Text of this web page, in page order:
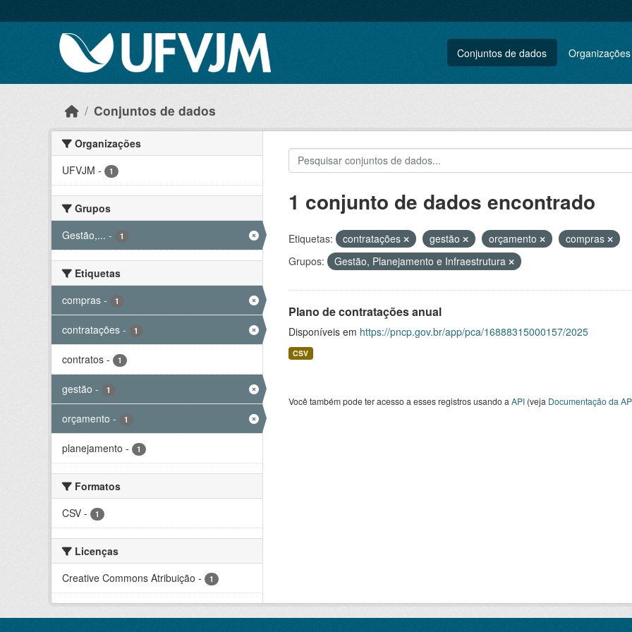
Conjuntos de dados Organizações
Conjuntos de dados
Organizações
UFVJM - 1
Grupos
Gestão,... - 1
Etiquetas
compras - 1
contratações - 1
contratos - 1
gestão - 1
orçamento - 1
planejamento - 1
Formatos
CSV - 1
Licenças
Creative Commons Atribuição - 1
1 conjunto de dados encontrado
Etiquetas: contratações gestão orçamento
compras
Grupos:
Gestão, Planejamento e Infraestrutura
Plano de contratações anual
Disponíveis em https://pncp.gov.br/app/pca/16888315000157/2025
CSV
Você também pode ter acesso a esses registros usando a API(veja Documentação da